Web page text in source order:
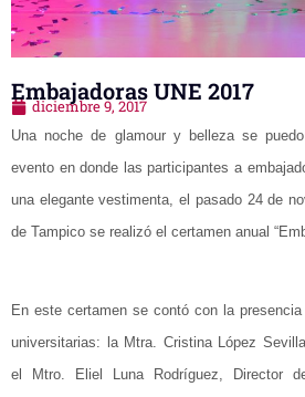
Embajadoras UNE 2017
diciembre 9, 2017
Una noche de glamour y belleza se
evento en donde las participantes a
una elegante vestimenta, el pasado 24 de
de Tampico se realizó el certamen anual
En este certamen se contó con la
universitarias: la Mtra. Cristina López
el Mtro. Eliel Luna Rodríguez, Director